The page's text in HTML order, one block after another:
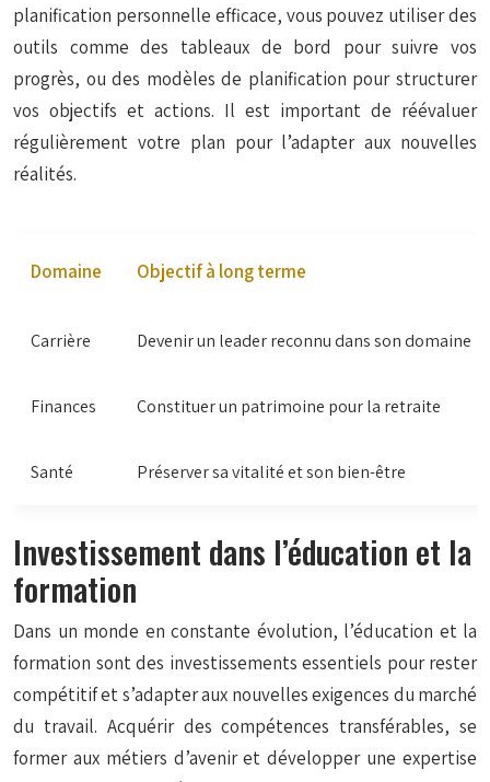
planification personnelle efficace, vous pouvez utiliser des
outils comme des tableaux de bord pour suivre vos
progrès, ou des modèles de planification pour structurer
vos objectifs et actions. Il est important de réévaluer
régulièrement votre plan pour l’adapter aux nouvelles
réalités.
Domaine Objectif à long terme
Carrière Devenir un leader reconnu dans son domaine
Finances Constituer un patrimoine pour la retraite
Santé Préserver sa vitalité et son bien-être
Investissement dans l’éducation et la
formation
Dans un monde en constante évolution, l’éducation et la
formation sont des investissements essentiels pour rester
compétitif et s’adapter aux nouvelles exigences du marché
du travail. Acquérir des compétences transférables, se
former aux métiers d’avenir et développer une expertise